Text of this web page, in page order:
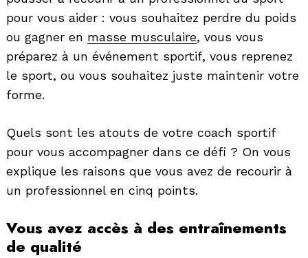
pour vous aider : vous souhaitez perdre du poids
ou gagner en masse musculaire, vous vous
préparez à un événement sportif, vous reprenez
le sport, ou vous souhaitez juste maintenir votre
forme.
Quels sont les atouts de votre coach sportif
pour vous accompagner dans ce défi ? On vous
explique les raisons que vous avez de recourir à
un professionnel en cinq points.
Vous avez accès à des entraînements
de qualité